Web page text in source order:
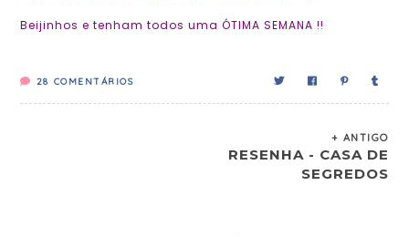
Beijinhos e tenham todos uma ÓTIMA SEMANA !!
28 COMENTÁRIOS
+ ANTIGO
RESENHA - CASA DE
SEGREDOS